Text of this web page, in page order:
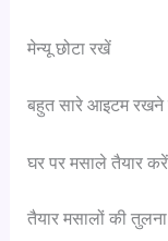
मेन्यू छोटा रखें
बहुत सारे आइटम
घर पर मसाले तैयार करें
तैयार मसालों की